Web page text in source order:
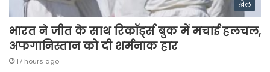
खेल
भारत ने जीत के साथ रिकॉर्ड्स बुक में मचाई हलचल,
अफगानिस्तान को दी शर्मनाक हार
17 hours ago